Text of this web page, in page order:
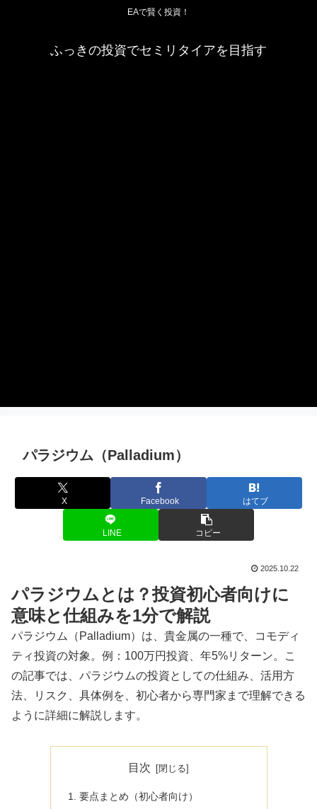
EAで賢く投資！
ふっきの投資でセミリタイアを目指す
パラジウム（Palladium）
X Facebook はてブ
LINE コピー
2025.10.22
パラジウムとは？投資初心者向けに
意味と仕組みを1分で解説
パラジウム（Palladium）は、貴金属の一種で、コモディ
ティ投資の対象。例：100万円投資、年5%リターン。こ
の記事では、パラジウムの投資としての仕組み、活用方
法、リスク、具体例を、初心者から専門家まで理解できる
ように詳細に解説します。
目次
要点まとめ（初心者向け）